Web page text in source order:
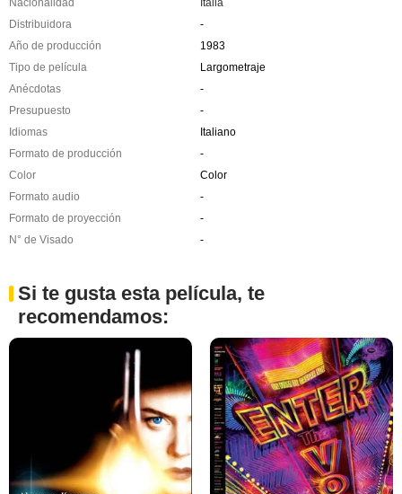
Distribuidora
-
Año de producción
1983
Tipo de película
Largometraje
Anécdotas
-
Presupuesto
-
Idiomas
Italiano
Formato de producción
-
Color
Color
Formato audio
-
Formato de proyección
-
N° de Visado
-
Si te gusta esta película, te
recomendamos: